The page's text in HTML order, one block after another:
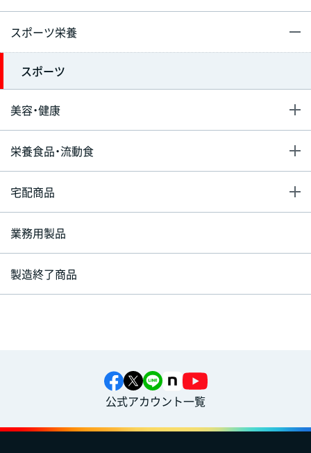
スポーツ栄養
スポーツ
美容・健康
栄養食品・流動食
宅配商品
業務用製品
製造終了商品
公式アカウント一覧